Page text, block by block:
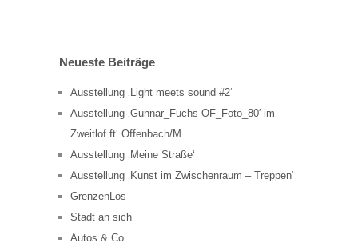
Neueste Beiträge
Ausstellung ‚Light meets sound #2‘
Ausstellung ‚Gunnar_Fuchs OF_Foto_80′ im
Zweitlof.ft‘ Offenbach/M
Ausstellung ‚Meine Straße‘
Ausstellung ‚Kunst im Zwischenraum – Treppen‘
GrenzenLos
Stadt an sich
Autos & Co